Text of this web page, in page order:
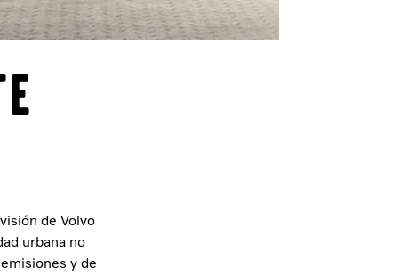
de Volvo
urbana no
y de